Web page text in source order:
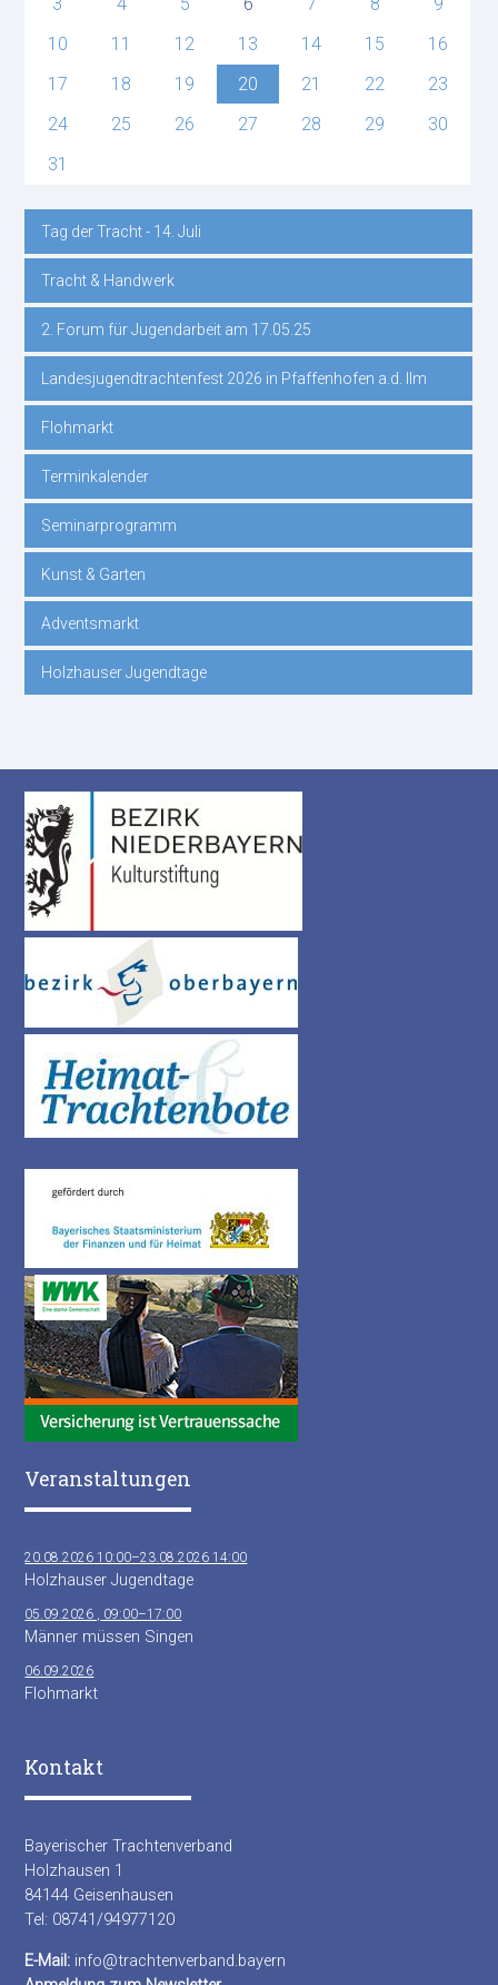
10
11 12 13 14 15
16
17
18 19 20 21 22
23
24
25 26 27 28 29
30
31
Navigation
überspringen
Tag der Tracht - 14. Juli
Tracht & Handwerk
2. Forum für Jugendarbeit am 17.05.25
Landesjugendtrachtenfest 2026 in Pfaffenhofen a.d. Ilm
Flohmarkt
Terminkalender
Seminarprogramm
Kunst & Garten
Adventsmarkt
Holzhauser Jugendtage
Veranstaltungen
20.08.2026 10:00–23.08.2026 14:00
Holzhauser Jugendtage
05.09.2026 , 09:00–17:00
Männer müssen Singen
06.09.2026
Flohmarkt
Kontakt
Bayerischer Trachtenverband
Holzhausen 1
84144 Geisenhausen
Tel: 08741/94977120
E-Mail: info@trachtenverband.bayern